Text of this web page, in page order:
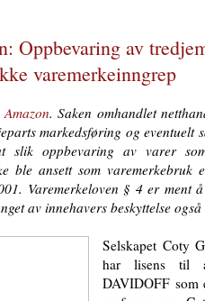
Oppbevaring av
varemerkeinngrep
. Saken omhandlet
markedsføring og eventuelt
slik oppbevaring av varer
ble ansett som
Varemerkeloven § 4 er ment
av innehavers beskyttelse
Selskapet Coty
har lisens til
DAVIDOFF som